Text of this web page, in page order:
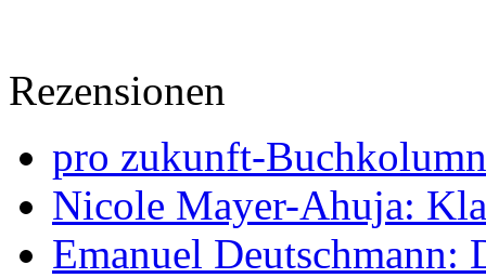
Rezensionen
pro zukunft-
Nicole Mayer-Ahuja:
Emanuel Deutschmann: